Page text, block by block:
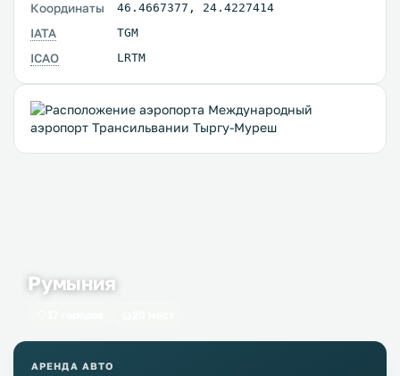
Координаты
46.4667377 , 24.4227414
IATA TGM
ICAO LRTM
Румыния
АРЕНДА АВТО